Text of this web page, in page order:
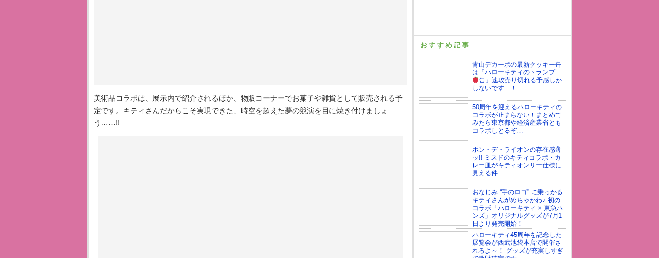
美術品コラボは、展示内で紹介されるほか、物販コーナーでお菓子や雑貨として販売される予
定です。キティさんだからこそ実現できた、時空を超えた夢の競演を目に焼き付けましょ
う……!!
おすすめ記事
青山デカーボの最新クッキー缶
は「ハローキティのトランプ
缶」速攻売り切れる予感しか
しないです…！
50周年を迎えるハローキティの
コラボが止まらない！まとめて
みたら東京都や経済産業省とも
コラボしとるぞ…
ポン・デ・ライオンの存在感薄
ッ!! ミスドのキティコラボ・カ
レー皿がキティオンリー仕様に
見える件
おなじみ “手のロゴ” に乗っかる
キティさんがめちゃかわ♪ 初の
コラボ「ハローキティ × 東急ハ
ンズ」オリジナルグッズが7月1
日より発売開始！
ハローキティ45周年を記念した
展覧会が西武池袋本店で開催さ
れるよ～！ グッズが充実しすぎ